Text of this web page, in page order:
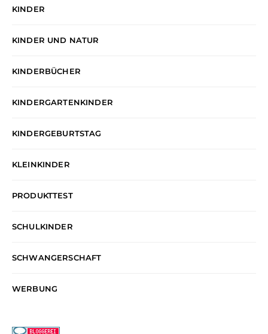
KINDER
KINDER UND NATUR
KINDERBÜCHER
KINDERGARTENKINDER
KINDERGEBURTSTAG
KLEINKINDER
PRODUKTTEST
SCHULKINDER
SCHWANGERSCHAFT
WERBUNG